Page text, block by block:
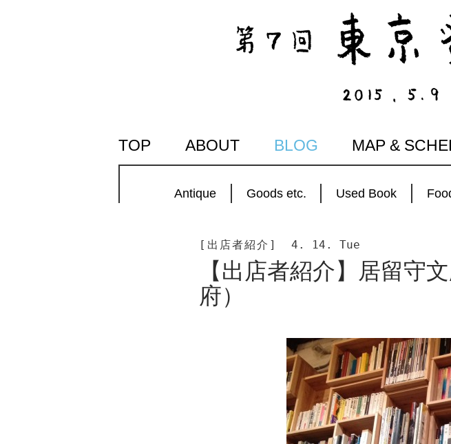
TOP ABOUT BLOG MAP &
Antique Goods etc. Used Book
[出店者紹介] 4. 14. Tue
【出店者紹介】居留守
府）